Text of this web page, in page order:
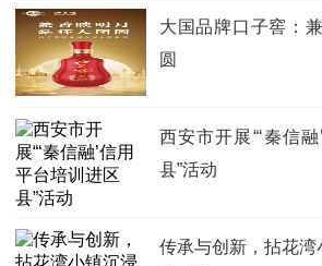
大国品牌口子窖：
圆
西安市开展“‘秦信
县”活动
传承与创新，拈花